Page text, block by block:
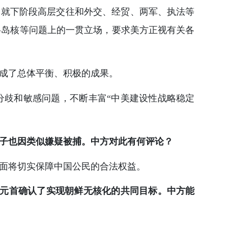
下阶段高层交往和外交、经贸、两军、执法等
核等问题上的一贯立场，要求美方正视有关各
总体平衡、积极的成果。
和敏感问题，不断丰富“中美建设性战略稳定
也因类似嫌疑被捕。中方对此有何评论？
切实保障中国公民的合法权益。
首确认了实现朝鲜无核化的共同目标。中方能